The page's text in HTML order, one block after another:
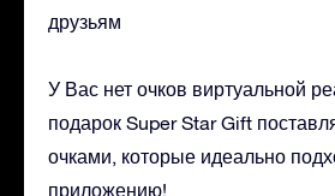
друзьям
У Вас нет очков виртуальной
подарок Super Star Gift
очками, которые идеально
приложению!